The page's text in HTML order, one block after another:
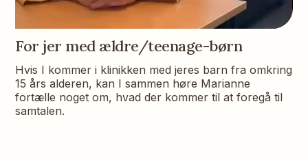
For jer med ældre/teenage-børn
Hvis I kommer i klinikken med jeres barn fra omkring
15 års alderen, kan I sammen høre Marianne
fortælle noget om, hvad der kommer til at foregå til
samtalen.